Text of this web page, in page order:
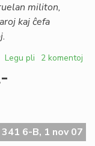
militon,
kaj ĉefa
Legu pli pri
pri
Franco
2 komentoj
341 6-B, 1 nov 07